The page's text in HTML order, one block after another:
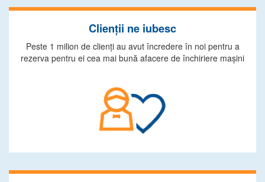
Clienţii ne iubesc
Peste 1 milion de clienţi au avut încredere în noi pentru a
rezerva pentru ei cea mai bună afacere de închiriere maşini